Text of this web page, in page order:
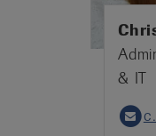
& IT
Email